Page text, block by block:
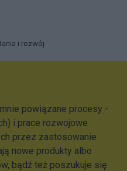
i rozwój
powiązane procesy -
i prace rozwojowe
przez zastosowanie
nowe produkty albo
bądź też poszukuje się